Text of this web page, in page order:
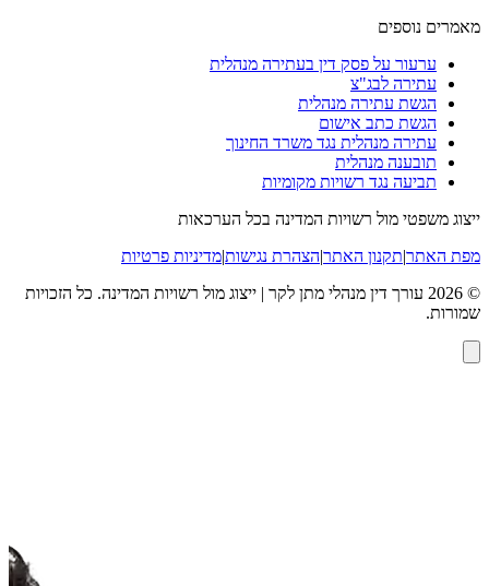
מאמרים נוספים
ערעור על פסק דין בעתירה מנהלית
עתירה לבג"צ
הגשת עתירה מנהלית
הגשת כתב אישום
עתירה מנהלית נגד משרד החינוך
תובענה מנהלית
תביעה נגד רשויות מקומיות
ייצוג משפטי מול רשויות המדינה בכל הערכאות
מפת האתר|תקנון האתר|הצהרת נגישות|מדיניות פרטיות
©
2026 עורך דין מנהלי מתן לקר | ייצוג מול רשויות המדינה. כל הזכויות
שמורות.